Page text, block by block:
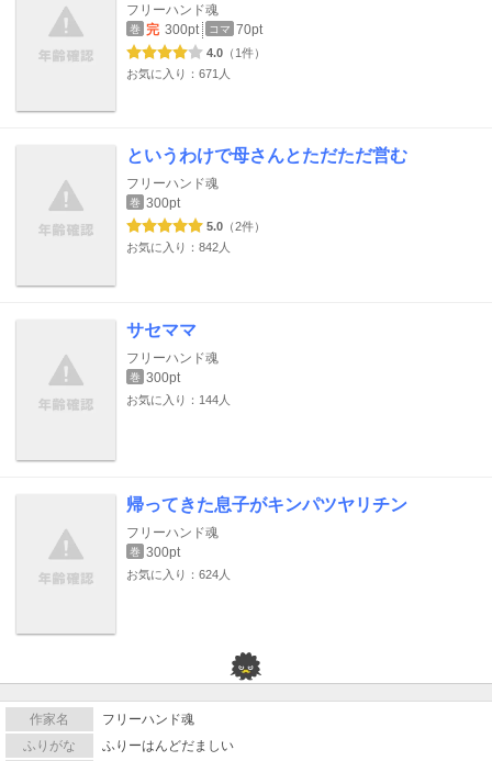
フリーハンド魂
巻 完 300pt コマ 70pt
4.0 （1件）
お気に入り：671人
というわけで母さんとただただ営む
フリーハンド魂
巻 300pt
5.0 （2件）
お気に入り：842人
サセママ
フリーハンド魂
巻 300pt
お気に入り：144人
帰ってきた息子がキンパツヤリチン
フリーハンド魂
巻 300pt
お気に入り：624人
作家名
フリーハンド魂
ふりがな
ふりーはんどだましい